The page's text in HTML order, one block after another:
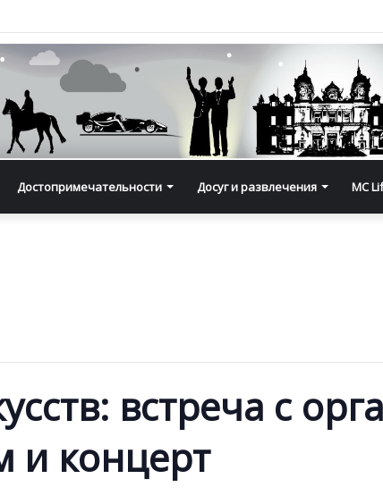
Достопримечательности Досуг и развлечения MC
встреча с
и концерт